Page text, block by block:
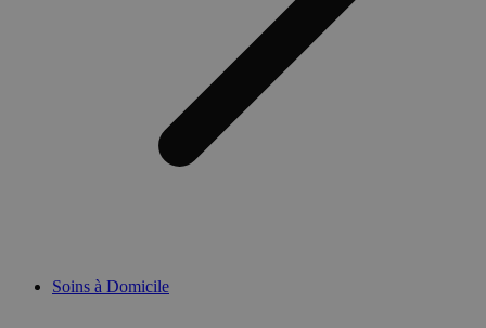
Soins à Domicile